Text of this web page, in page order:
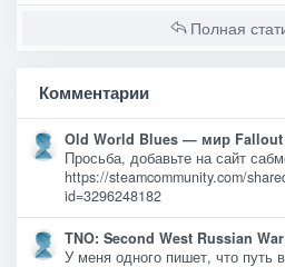
Полная
Комментарии
Old World Blues — мир Fallout
Просьба, добавьте на сайт
https://steamcommunity.com/
id=3296248182
TNO: Second West Russian War
У меня одного пишет, что путь